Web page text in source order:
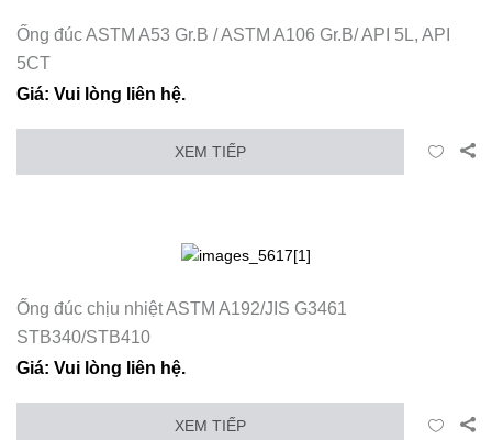
Ống đúc ASTM A53 Gr.B / ASTM A106 Gr.B/ API 5L, API
5CT
Giá: Vui lòng liên hệ.
XEM TIẾP
Ống đúc chịu nhiệt ASTM A192/JIS G3461
STB340/STB410
Giá: Vui lòng liên hệ.
XEM TIẾP